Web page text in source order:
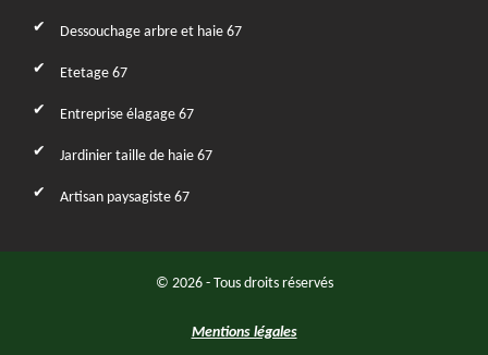
Dessouchage arbre et haie 67
Etetage 67
Entreprise élagage 67
Jardinier taille de haie 67
Artisan paysagiste 67
© 2026 - Tous droits réservés
Mentions légales